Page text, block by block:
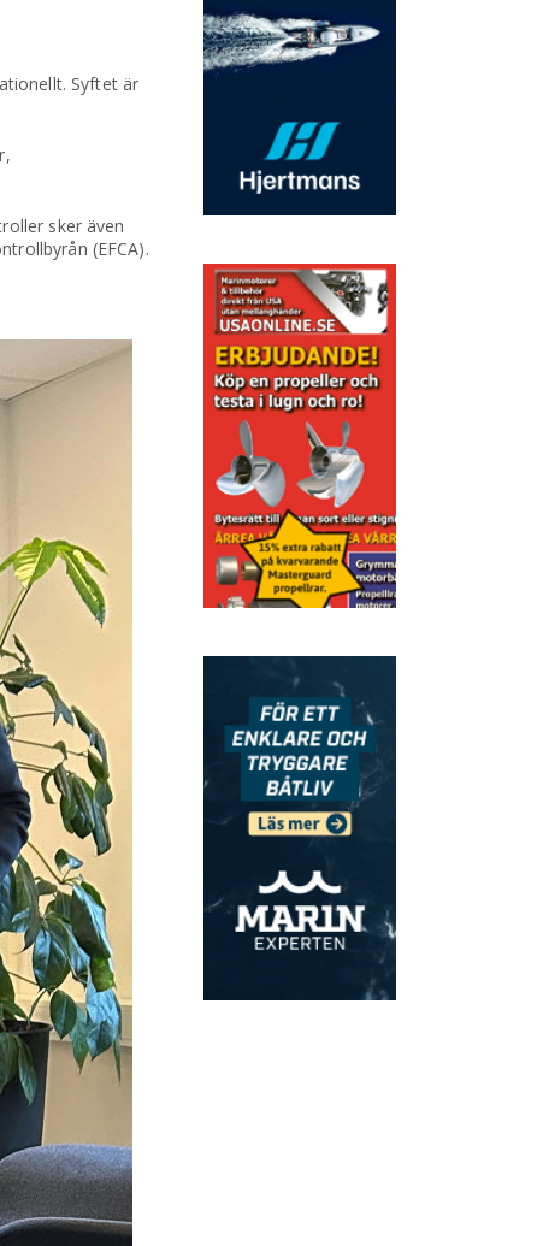
Syftet är
sker även
(EFCA).